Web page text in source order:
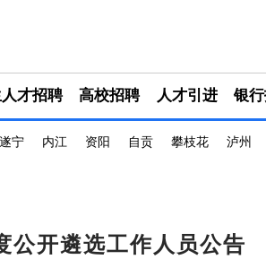
才招聘 高校招聘 人才引进 银
遂宁 内江 资阳 自贡 攀枝花 泸州
公开遴选工作人员公告